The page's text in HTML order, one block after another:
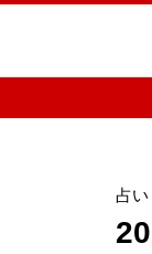
占い